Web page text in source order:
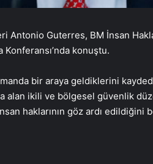
Antonio Guterres, BM İnsan
konuştu.
bir araya geldiklerini
alan ikili ve bölgesel güvenlik
haklarının göz ardı edildiğini